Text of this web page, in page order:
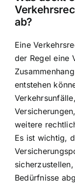
ab?
Eine
der Regel eine
entstehen
weitere
Es ist wichtig,
Bedürfnisse